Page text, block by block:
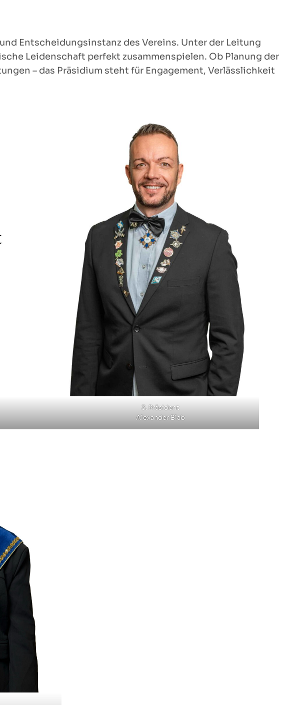
Entscheidungsinstanz des Vereins. Unter der Leitung
Leidenschaft perfekt zusammenspielen. Ob Planung der
– das Präsidium steht für Engagement, Verlässlichkeit
3. Präsident
Alexander Blab